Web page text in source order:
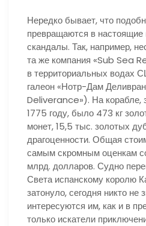
Нередко бывает, что
превращаются в
скандалы. Так, например,
та же компания «Sub Sea
в территориальных водах
галеон «Нотр-Дам
Deliverance»). На корабле,
1775 году, было 473 кг
монет, 15,5 тыс. золотых
драгоценности. Общая
самым скромным оценкам
млрд. долларов. Судно
Света испанскому королю
затонуло, сегодня никто не
интересуются им, как и в
только искатели